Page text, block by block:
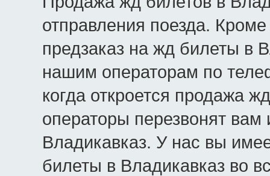
отправления поезда.
предзаказ на жд билеты в
нашим операторам по
когда откроется продажа
операторы перезвонят
Владикавказ. У нас вы
билеты в Владикавказ во